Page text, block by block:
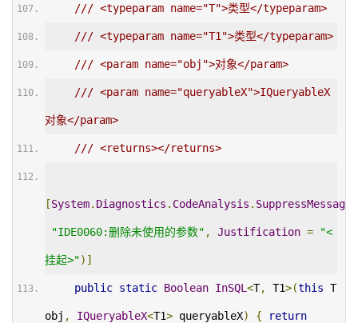
/// <typeparam name="T">类型</typeparam>
/// <typeparam name="T1">类型</typeparam>
/// <param name="obj">对象</param>
/// <param name="queryableX">IQueryableX
对象</param>
/// <returns></returns>
[System. Diagnostics . CodeAnalysis . SuppressMessage
"IDE0060:删除未使用的参数" , Justification = "<
挂起>")]
public static Boolean InSQL <T, T1>(this T
obj , IQueryableX<T1> queryableX) { return